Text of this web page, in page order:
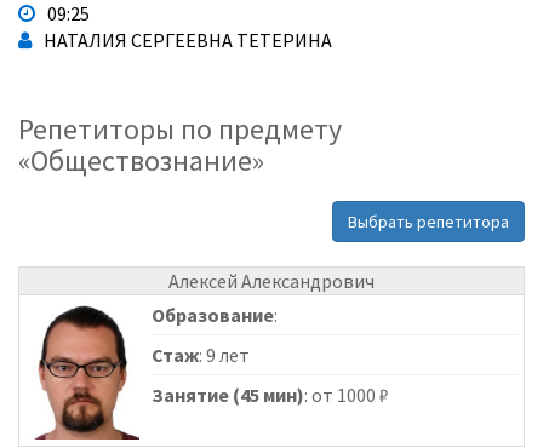
09:25
НАТАЛИЯ СЕРГЕЕВНА ТЕТЕРИНА
Репетиторы по предмету
«Обществознание»
Выбрать репетитора
Алексей Александрович
Образование:
Стаж: 9 лет
Занятие (45 мин): от 1000 ₽